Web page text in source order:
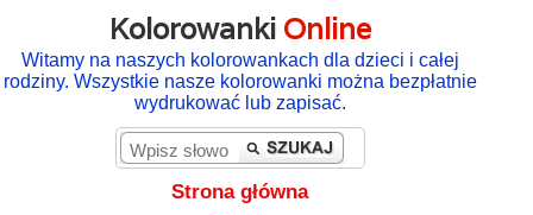
Kolorowanki Online
Witamy na naszych kolorowankach dla dzieci i całej
rodziny. Wszystkie nasze kolorowanki można bezpłatnie
wydrukować lub zapisać.
Strona główna